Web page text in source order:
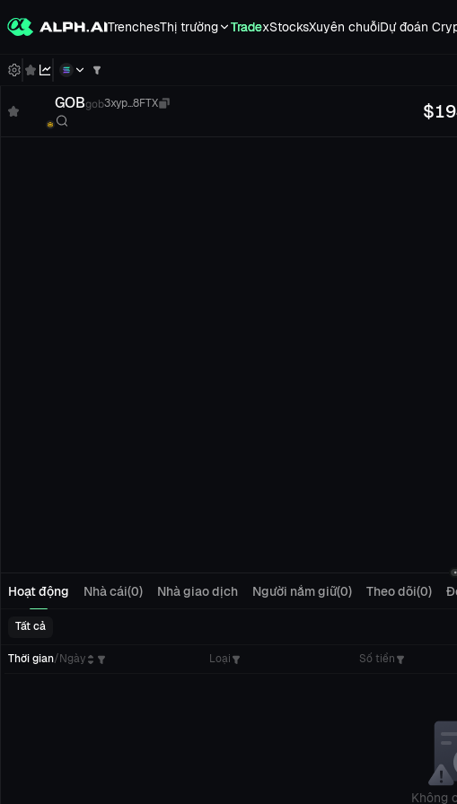
TrenchesThị trường TradexStocksXuyên chuỗiDự đoán
GOBgob3xyp...8FTX $
Hoạt động Nhà cái(0) Nhà giao dịch Người nắm giữ(0) Theo dõi(0)
Tất cả
Thời gian/Ngày Loại Số tiền
Không